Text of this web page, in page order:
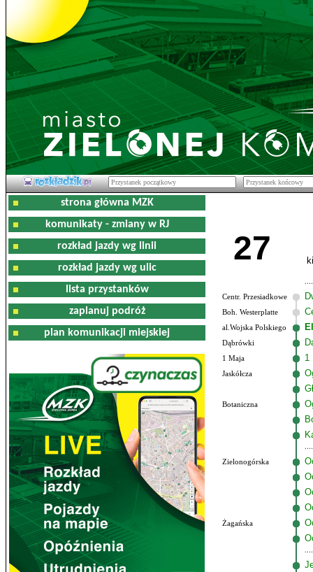
strona główna MZK
komunikaty - zmiany w RJ
rozkład jazdy wg linii
rozkład jazdy wg ulic
lista przystanków
zaplanuj podróż
plan komunikacji miejskiej
27
Centr. Przesiadkowe
Boh. Westerplatte
al.Wojska Polskiego
Dąbrówki
1 Maja 1
Jaskółcza
Botaniczna
Zielonogórska
Żagańska